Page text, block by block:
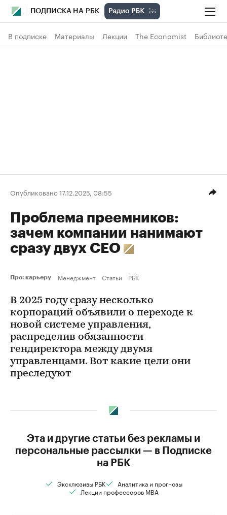
ПОДПИСКА НА РБК
В подписке Материалы Лекции The Economist
Опубликовано 17.12.2025, 08:55
Проблема преемников:
зачем компании нанимают
сразу двух СЕО
Про: карьеру Менеджмент Статьи РБК
В 2025 году сразу несколько
корпораций объявили о переходе к
новой системе управления,
распределив обязанности
гендиректора между двумя
управленцами. Вот какие цели они
преследуют
Эта и другие статьи без рекламы и
персональные рассылки — в Подписке
на РБК
Эксклюзивы РБК
Аналитика и прогнозы
Лекции профессоров MBA